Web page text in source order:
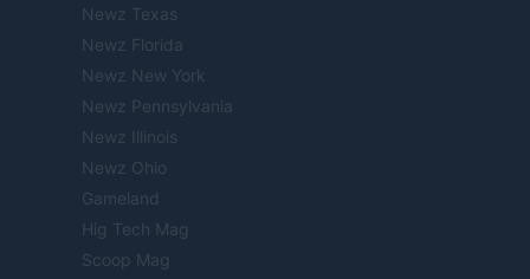
Newz Texas
Newz Florida
Newz New York
Newz Pennsylvania
Newz Illinois
Newz Ohio
Gameland
Hig Tech Mag
Scoop Mag